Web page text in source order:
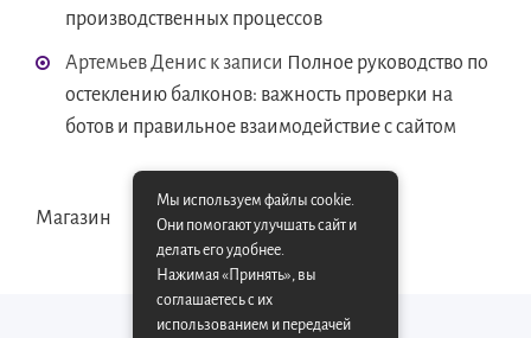
производственных процессов
Артемьев Денис к записи Полное руководство по
остеклению балконов: важность проверки на
ботов и правильное взаимодействие с сайтом
Магазин
Мы используем файлы cookie.
Они помогают улучшать сайт и
делать его удобнее.
Нажимая «Принять», вы
соглашаетесь с их
использованием и передачей